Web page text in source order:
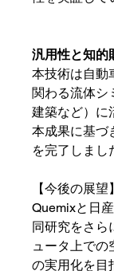
汎用性と知的
本技術は自動
関わる流体シ
建築など）に
本成果に基づ
を完了しまし
【今後の展望】
Quemixと日
同研究をさら
ュータ上での
の実用化を目